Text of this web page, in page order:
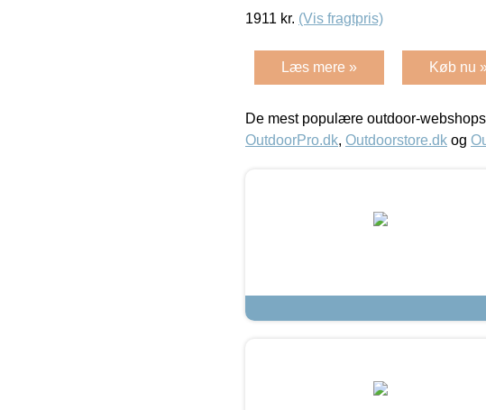
1911 kr. (Vis fragtpris)
Læs mere » Køb nu
De mest populære outdoor-
OutdoorPro.dk, Outdoorstore.dk og